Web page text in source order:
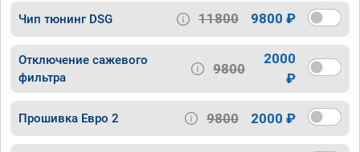
Чип тюнинг DSG 11800 9800 ₽
Отключение сажевого
фильтра
9800
2000
₽
Прошивка Евро 2 9800 2000 ₽